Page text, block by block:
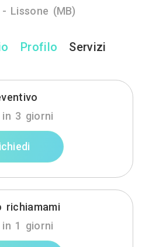
Lissone (MB)
Profilo Servizi
in 3 giorni
richiamami
in 1 giorni